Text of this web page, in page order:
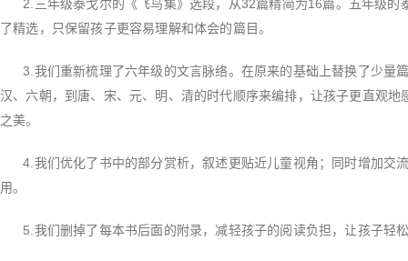
2. 三年级泰戈尔的《飞鸟集》选段，从32篇精简为16篇。五年级的
了精选，只保留孩子更容易理解和体会的篇目。
3. 我们重新梳理了六年级的文言脉络。在原来的基础上替换了少量
汉、六朝，到唐、宋、元、明、清的时代顺序来编排，让孩子更直观地
之美。
4. 我们优化了书中的部分赏析，叙述更贴近儿童视角；同时增加交
用。
5. 我们删掉了每本书后面的附录，减轻孩子的阅读负担，让孩子轻